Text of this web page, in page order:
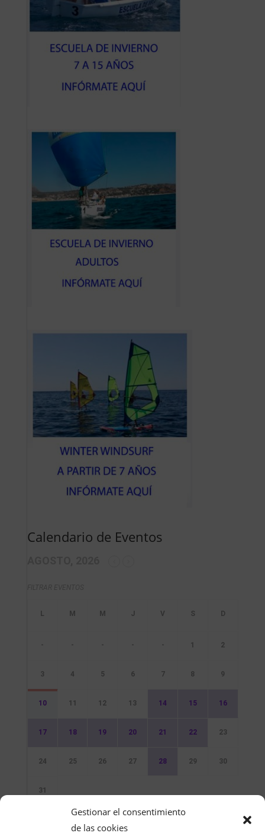
Gestionar el consentimiento
de las cookies
Calendario de Eventos
- - - - - 1 2
3 4 5 6 7 8 9
10 11 12 13 14 15 16
17 18 19 20 21 22 23
24 25 26 27 28 29 30
31
Sin Eventos